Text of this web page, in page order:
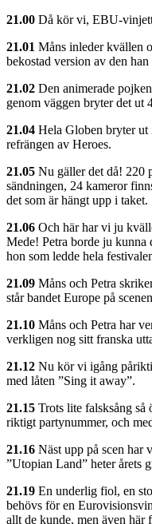
21.00 Då kör vi, EBU-
21.01 Måns inleder kvällen
bekostad version av den
21.02 Den animerade
genom väggen bryter det ut
21.04 Hela Globen bryter ut
refrängen av Heroes.
21.05 Nu gäller det då! 220
sändningen, 24 kameror
det som är hängt upp i taket.
21.06 Och här har vi ju
Mede! Petra borde ju kunna
hon som ledde hela
21.09 Måns och Petra
står bandet Europe på
21.10 Måns och Petra har
verkligen nog sitt franska
21.12 Nu kör vi igång
med låten ”Sing it away”.
21.15 Trots lite falsksång så
riktigt partynummer, och
21.16 Näst upp på scen har
”Utopian Land” heter årets
21.19 En underlig fiol, en
behövs för en
allt de kunde, men även här